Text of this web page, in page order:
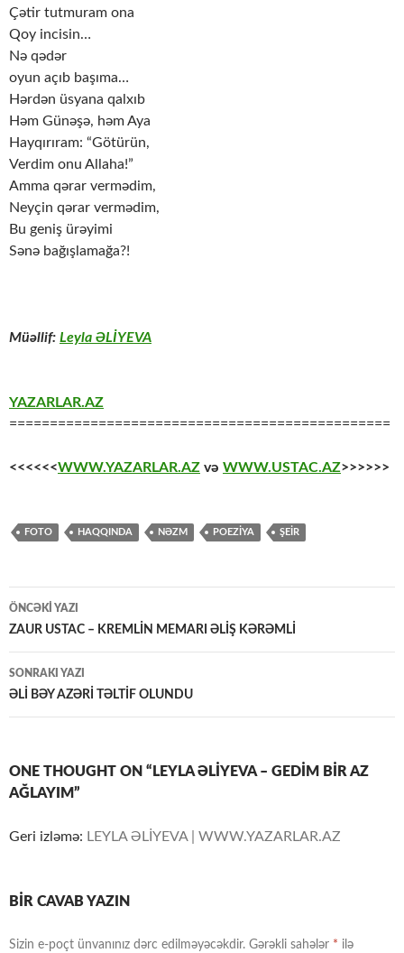
Çətir tutmuram ona
Qoy incisin…
Nə qədər
oyun açıb başıma…
Hərdən üsyana qalxıb
Həm Günəşə, həm Aya
Hayqırıram: “Götürün,
Verdim onu Allaha!”
Amma qərar vermədim,
Neyçin qərar vermədim,
Bu geniş ürəyimi
Sənə bağışlamağa?!
Müəllif: Leyla ƏLİYEVA
YAZARLAR.AZ
===============================================
<<<<<<WWW.YAZARLAR.AZ və WWW.USTAC.AZ>>>>>>
FOTO HAQQINDA NƏZM POEZİYA ŞEİR
Yazılar
üzrə
naviqasiya
ÖNCƏKI YAZI
ZAUR USTAC – KREMLİN MEMARI ƏLİŞ KƏRƏMLİ
SONRAKI YAZI
ƏLİ BƏY AZƏRİ TƏLTİF OLUNDU
ONE THOUGHT ON “LEYLA ƏLİYEVA – GEDİM BİR AZ
AĞLAYIM”
Geri izləmə: LEYLA ƏLİYEVA | WWW.YAZARLAR.AZ
BIR CAVAB YAZIN
Sizin e-poçt ünvanınız dərc edilməyəcəkdir. Gərəkli sahələr * ilə